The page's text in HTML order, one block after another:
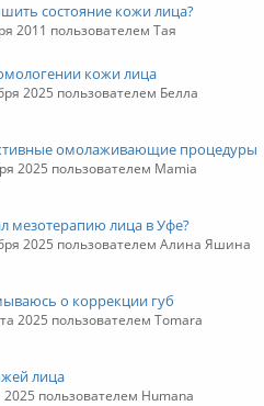
состояние кожи лица?
2011 пользователем Тая
кожи лица
2025 пользователем Белла
омолаживающие процедуры
2025 пользователем Mamia
мезотерапию лица в Уфе?
2025 пользователем Алина Яшина
о коррекции губ
2025 пользователем Tomara
лица
пользователем Humana